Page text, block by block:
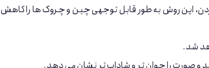
این روش به طور قابل توجهی چین و چروک ‌ها را کاهش
شد.